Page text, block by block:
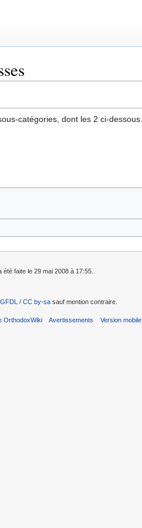
catégories, dont les 2 ci-dessous.
faite le 29 mai 2008 à 17:55.
GFDL / CC by-sa sauf mention contraire.
OrthodoxWiki Avertissements Version mobile